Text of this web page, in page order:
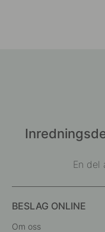
En del
BESLAG ONLINE
Om oss